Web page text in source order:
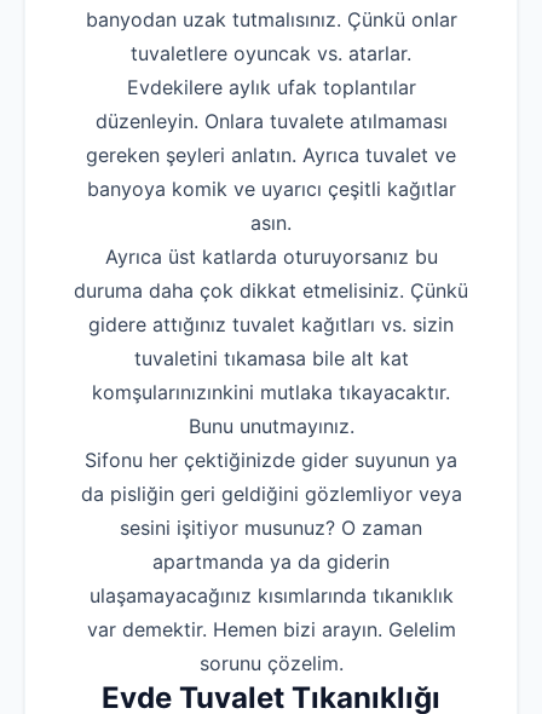
banyodan uzak tutmalısınız. Çünkü onlar
tuvaletlere oyuncak vs. atarlar.
Evdekilere aylık ufak toplantılar
düzenleyin. Onlara tuvalete atılmaması
gereken şeyleri anlatın. Ayrıca tuvalet ve
banyoya komik ve uyarıcı çeşitli kağıtlar
asın.
Ayrıca üst katlarda oturuyorsanız bu
duruma daha çok dikkat etmelisiniz. Çünkü
gidere attığınız tuvalet kağıtları vs. sizin
tuvaletini tıkamasa bile alt kat
komşularınızınkini mutlaka tıkayacaktır.
Bunu unutmayınız.
Sifonu her çektiğinizde gider suyunun ya
da pisliğin geri geldiğini gözlemliyor veya
sesini işitiyor musunuz? O zaman
apartmanda ya da giderin
ulaşamayacağınız kısımlarında tıkanıklık
var demektir. Hemen bizi arayın. Gelelim
sorunu çözelim.
Evde Tuvalet Tıkanıklığı